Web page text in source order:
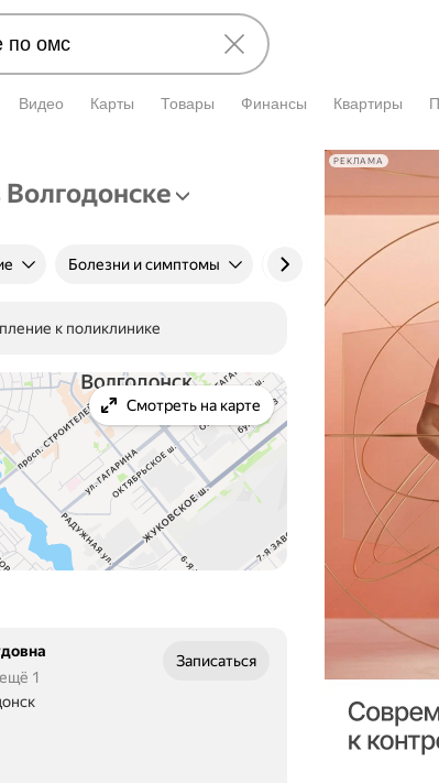
Видео Карты Товары Финансы Квартиры
Волгодонске
Болезни и симптомы Клиника Цена
к поликлинике
Смотреть на карте
1
Записаться
РЕКЛАМА